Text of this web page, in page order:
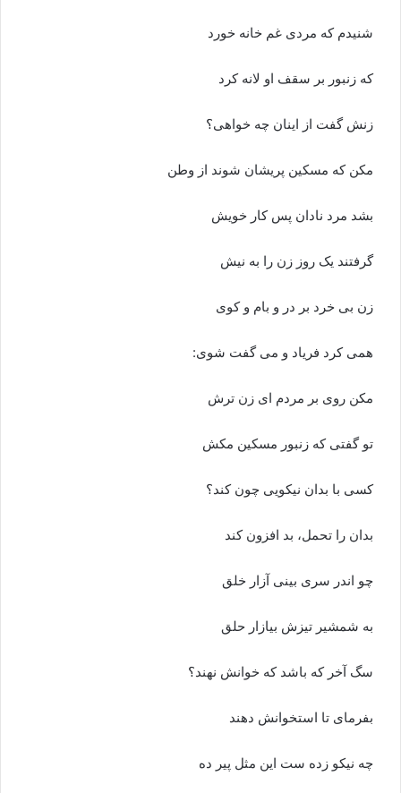
شنیدم که مردی غم خانه خورد
که زنبور بر سقف او لانه کرد
زنش گفت از اینان چه خواهی؟
مکن که مسکین پریشان شوند از وطن
بشد مرد نادان پس کار خویش
گرفتند یک روز زن را به نیش
زن بی خرد بر در و بام و کوی
همی کرد فریاد و می گفت شوی:
مکن روی بر مردم ای زن ترش
تو گفتی که زنبور مسکین مکش
کسی با بدان نیکویی چون کند؟
بدان را تحمل، بد افزون کند
چو اندر سری بینی آزار خلق
به شمشیر تیزش بیازار حلق
سگ آخر که باشد که خوانش نهند؟
بفرمای تا استخوانش دهند
چه نیکو زده ست این مثل پیر ده